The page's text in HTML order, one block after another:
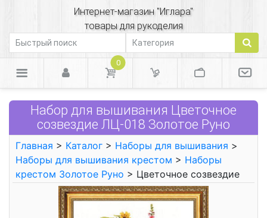
Интернет-магазин "Иглара"
товары для рукоделия
0
Набор для вышивания Цветочное
созвездие ЛЦ-018 Золотое Руно
Главная > Каталог > Наборы для вышивания >
Наборы для вышивания крестом > Наборы
крестом Золотое Руно > Цветочное созвездие